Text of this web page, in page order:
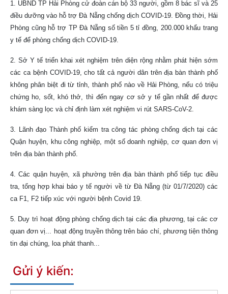
1. UBND TP Hải Phòng cử đoàn cán bộ 33 người, gồm 8 bác sĩ và 25
điều dưỡng vào hỗ trợ Đà Nẵng chống dịch COVID-19. Đồng thời, Hải
Phòng cũng hỗ trợ TP Đà Nẵng số tiền 5 tỉ đồng, 200.000 khẩu trang
y tế để phòng chống dịch COVID-19.
2. Sở Y tế triển khai xét nghiệm trên diện rộng nhằm phát hiện sớm
các ca bệnh COVID-19, cho tất cả người dân trên địa bàn thành phố
không phân biệt đi từ tỉnh, thành phố nào về Hải Phòng, nếu có triệu
chứng ho, sốt, khó thở, thì đến ngay cơ sở y tế gần nhất để được
khám sàng lọc và chỉ định làm xét nghiệm vi rút SARS-CoV-2.
3. Lãnh đạo Thành phố kiểm tra công tác phòng chống dịch tại các
Quận huyện, khu công nghiệp, một số doanh nghiệp, cơ quan đơn vị
trên địa bàn thành phố.
4. Các quận huyện, xã phường trên địa bàn thành phố tiếp tục điều
tra, tổng hợp khai báo y tế người về từ Đà Nẵng (từ 01/7/2020) các
ca F1, F2 tiếp xúc với người bệnh Covid 19.
5. Duy trì hoạt động phòng chống dịch tại các địa phương, tại các cơ
quan đơn vị... hoạt động truyền thông trên báo chí, phương tiện thông
tin đại chúng, loa phát thanh...
Gửi ý kiến: